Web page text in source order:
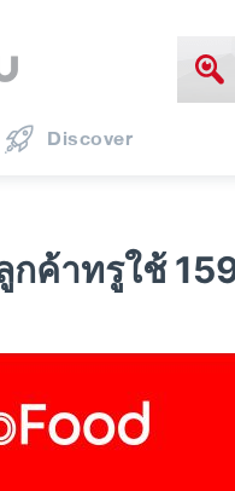
Discover